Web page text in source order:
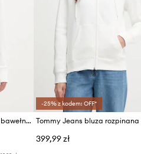
Tommy Jeans bluza damska bawełniana
-25% z kodem: OFF*
399,99 zł